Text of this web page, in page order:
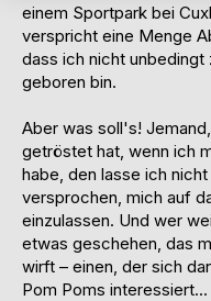
einem Sportpark bei
verspricht eine Menge
dass ich nicht unbedingt
geboren bin.
Aber was soll's!
getröstet hat, wenn ich
habe, den lasse ich
versprochen, mich auf
einzulassen. Und wer
etwas geschehen, das
wirft – einen, der sich
Pom Poms interessiert...